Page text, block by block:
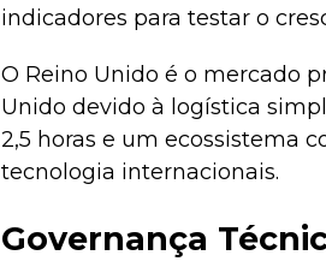
indicadores para testar o
O Reino Unido é o mercado
Unido devido à logística
2,5 horas e um ecossistema
tecnologia internacionais.
Governança